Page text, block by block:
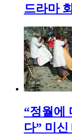
드라마
“정월에
다” 미